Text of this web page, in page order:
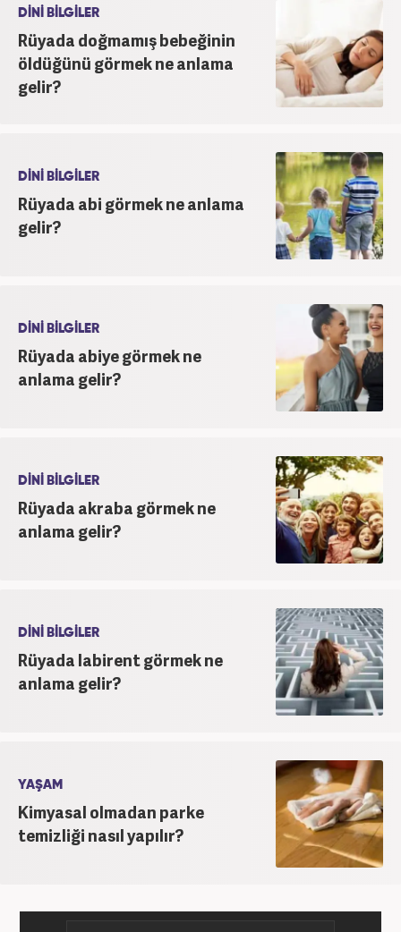
DİNİ BİLGİLER
Rüyada doğmamış bebeğinin
öldüğünü görmek ne anlama
gelir?
DİNİ BİLGİLER
Rüyada abi görmek ne anlama
gelir?
DİNİ BİLGİLER
Rüyada abiye görmek ne
anlama gelir?
DİNİ BİLGİLER
Rüyada akraba görmek ne
anlama gelir?
DİNİ BİLGİLER
Rüyada labirent görmek ne
anlama gelir?
YAŞAM
Kimyasal olmadan parke
temizliği nasıl yapılır?